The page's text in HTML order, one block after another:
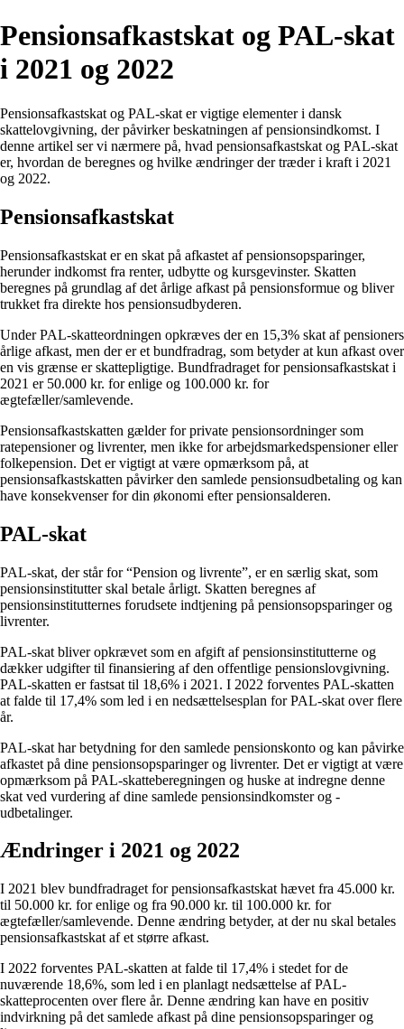
Pensionsafkastskat og PAL-skat
i 2021 og 2022
Pensionsafkastskat og PAL-skat er vigtige elementer i dansk
skattelovgivning, der påvirker beskatningen af pensionsindkomst. I
denne artikel ser vi nærmere på, hvad pensionsafkastskat og PAL-skat
er, hvordan de beregnes og hvilke ændringer der træder i kraft i 2021
og 2022.
Pensionsafkastskat
Pensionsafkastskat er en skat på afkastet af pensionsopsparinger,
herunder indkomst fra renter, udbytte og kursgevinster. Skatten
beregnes på grundlag af det årlige afkast på pensionsformue og bliver
trukket fra direkte hos pensionsudbyderen.
Under PAL-skatteordningen opkræves der en 15,3% skat af pensioners
årlige afkast, men der er et bundfradrag, som betyder at kun afkast over
en vis grænse er skattepligtige. Bundfradraget for pensionsafkastskat i
2021 er 50.000 kr. for enlige og 100.000 kr. for
ægtefæller/samlevende.
Pensionsafkastskatten gælder for private pensionsordninger som
ratepensioner og livrenter, men ikke for arbejdsmarkedspensioner eller
folkepension. Det er vigtigt at være opmærksom på, at
pensionsafkastskatten påvirker den samlede pensionsudbetaling og kan
have konsekvenser for din økonomi efter pensionsalderen.
PAL-skat
PAL-skat, der står for “Pension og livrente”, er en særlig skat, som
pensionsinstitutter skal betale årligt. Skatten beregnes af
pensionsinstitutternes forudsete indtjening på pensionsopsparinger og
livrenter.
PAL-skat bliver opkrævet som en afgift af pensionsinstitutterne og
dækker udgifter til finansiering af den offentlige pensionslovgivning.
PAL-skatten er fastsat til 18,6% i 2021. I 2022 forventes PAL-skatten
at falde til 17,4% som led i en nedsættelsesplan for PAL-skat over flere
år.
PAL-skat har betydning for den samlede pensionskonto og kan påvirke
afkastet på dine pensionsopsparinger og livrenter. Det er vigtigt at være
opmærksom på PAL-skatteberegningen og huske at indregne denne
skat ved vurdering af dine samlede pensionsindkomster og -
udbetalinger.
Ændringer i 2021 og 2022
I 2021 blev bundfradraget for pensionsafkastskat hævet fra 45.000 kr.
til 50.000 kr. for enlige og fra 90.000 kr. til 100.000 kr. for
ægtefæller/samlevende. Denne ændring betyder, at der nu skal betales
pensionsafkastskat af et større afkast.
I 2022 forventes PAL-skatten at falde til 17,4% i stedet for de
nuværende 18,6%, som led i en planlagt nedsættelse af PAL-
skatteprocenten over flere år. Denne ændring kan have en positiv
indvirkning på det samlede afkast på dine pensionsopsparinger og